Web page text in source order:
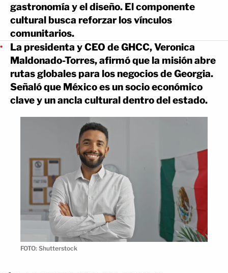
gastronomía y el diseño. El componente
cultural busca reforzar los vínculos
comunitarios.
La presidenta y CEO de GHCC, Veronica
Maldonado-Torres, afirmó que la misión abre
rutas globales para los negocios de Georgia.
Señaló que México es un socio económico
clave y un ancla cultural dentro del estado.
FOTO: Shutterstock